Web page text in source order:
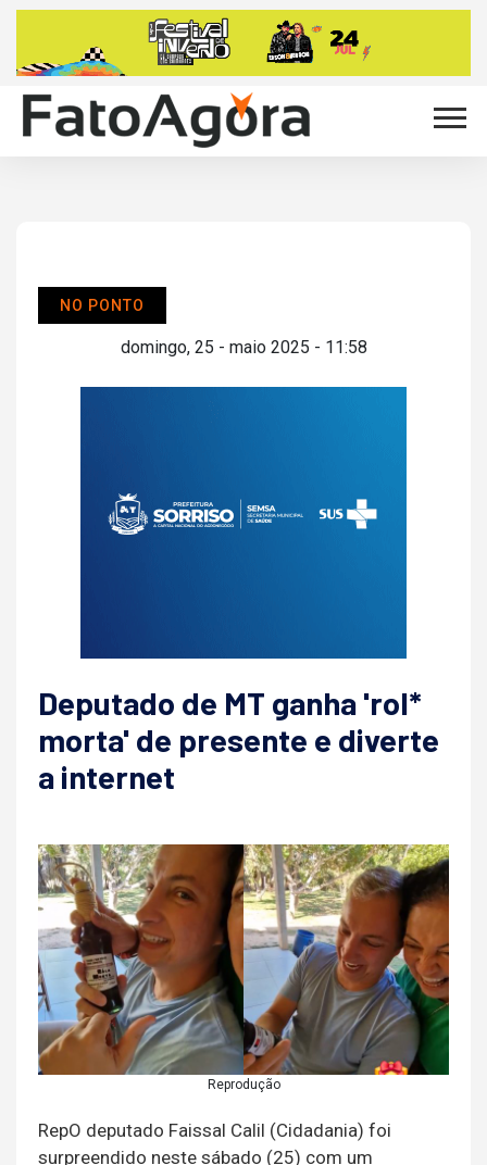
NO PONTO
domingo, 25 - maio 2025 - 11:58
Deputado de MT ganha 'rol*
morta' de presente e diverte
a internet
Reprodução
RepO deputado Faissal Calil (Cidadania) foi
surpreendido neste sábado (25) com um